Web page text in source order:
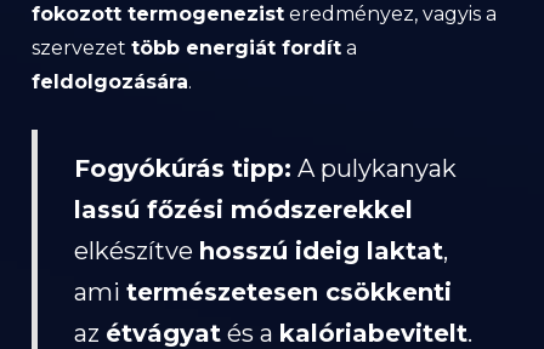
fokozott termogenezist eredményez, vagyis a
szervezet több energiát fordít a
feldolgozására.
Fogyókúrás tipp: A pulykanyak
lassú főzési módszerekkel
elkészítve hosszú ideig laktat,
ami természetesen csökkenti
az étvágyat és a kalóriabevitelt.